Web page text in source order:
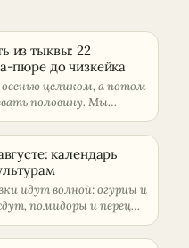
из тыквы: 22
пюре до чизкейка
целиком, а потом
половину. Мы
календарь
идут волной: огурцы и
помидоры и перец…